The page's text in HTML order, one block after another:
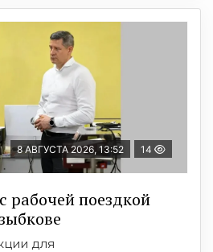
8 АВГУСТА 2026, 13:52 14
рабочей поездкой
для